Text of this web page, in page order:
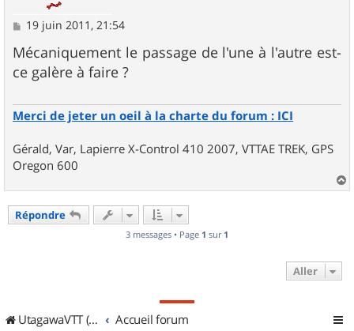
M
s
s
a
19 juin 2011, 21:54
Mécaniquement le passage de l'une à l'autre est-
ce galère à faire ?
Merci de jeter un oeil à la charte du forum : ICI
Gérald, Var, Lapierre X-Control 410 2007, VTTAE TREK, GPS
Oregon 600
a
Répondre
3 messages • Page 1 sur 1
Aller
UtagawaVTT (Randos VTT et VTTAE avec traces GPS) Accueil forum